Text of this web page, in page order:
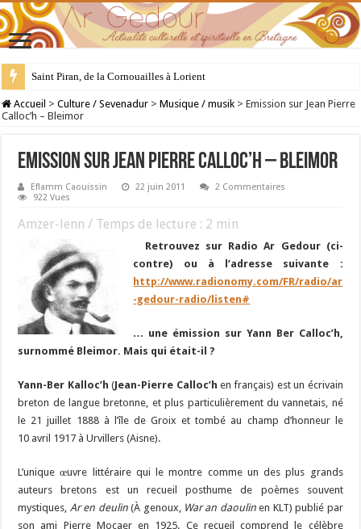
Saint Piran, de la Cornouailles à Lorient
28 juillet : Saint Samson de Dol, père de la Bretagne chrétienne
Accueil > Culture / Sevenadur > Musique / musik > Emission sur Jean Pierre
Calloc’h – Bleimor
Emission sur Jean Pierre Calloc’h – Bleimor
Eflamm Caouissin 22 juin 2011
2 Commentaires
922 Vues
Amzer-lenn / Temps de lecture : 2 min
Retrouvez sur Radio Ar Gedour (ci-
contre) ou à l’adresse suivante :
http://www.radionomy.com/FR/radio/ar
-gedour-radio/listen#
… une émission sur Yann Ber Calloc’h,
surnommé Bleimor. Mais qui était-il ?
Yann-Ber Kalloc’h (Jean-Pierre Calloc’h en français) est un écrivain
breton de langue bretonne, et plus particulièrement du vannetais, né
le 21 juillet 1888 à l’île de Groix et tombé au champ d’honneur le
10 avril 1917 à Urvillers (Aisne).
L’unique œuvre littéraire qui le montre comme un des plus grands
auteurs bretons est un recueil posthume de poèmes souvent
mystiques, Ar en deulin(À genoux, War an daoulinen KLT) publié par
son ami Pierre Mocaer en 1925. Ce recueil comprend le célèbre